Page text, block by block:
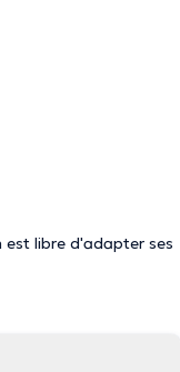
est libre d'adapter ses